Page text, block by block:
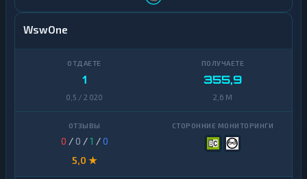
WswOne
1
0,5 / 2 020
355,9
2,6 M
0 / 0 /1 /0
5,0 ★